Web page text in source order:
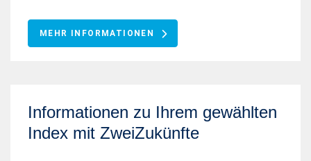
MEHR INFORMATIONEN
Informationen zu Ihrem gewählten
Index mit ZweiZukünfte